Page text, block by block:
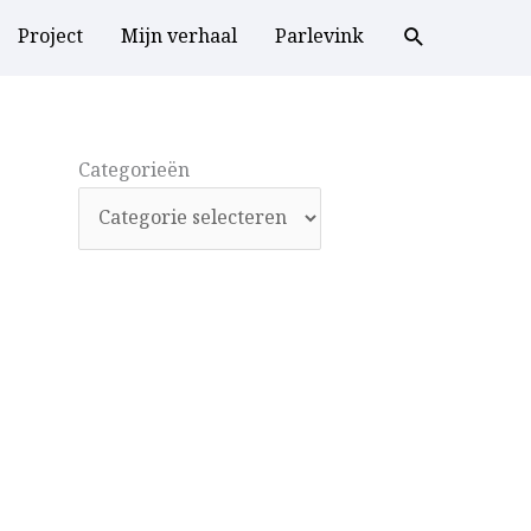
Project Mijn verhaal Parlevink
Categorieën
Categorieën